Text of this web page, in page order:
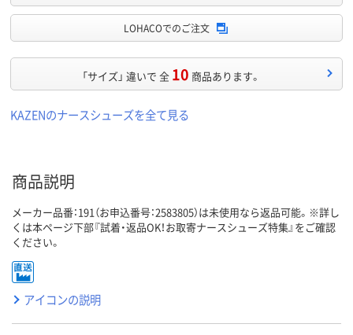
LOHACOでのご注文
「サイズ」 違いで 全 10 商品あります。
KAZENのナースシューズを全て見る
商品説明
メーカー品番：191（お申込番号：2583805）は未使用なら返品可能。※詳し
くは本ページ下部『試着・返品OK！お取寄ナースシューズ特集』をご確認
ください。
アイコンの説明